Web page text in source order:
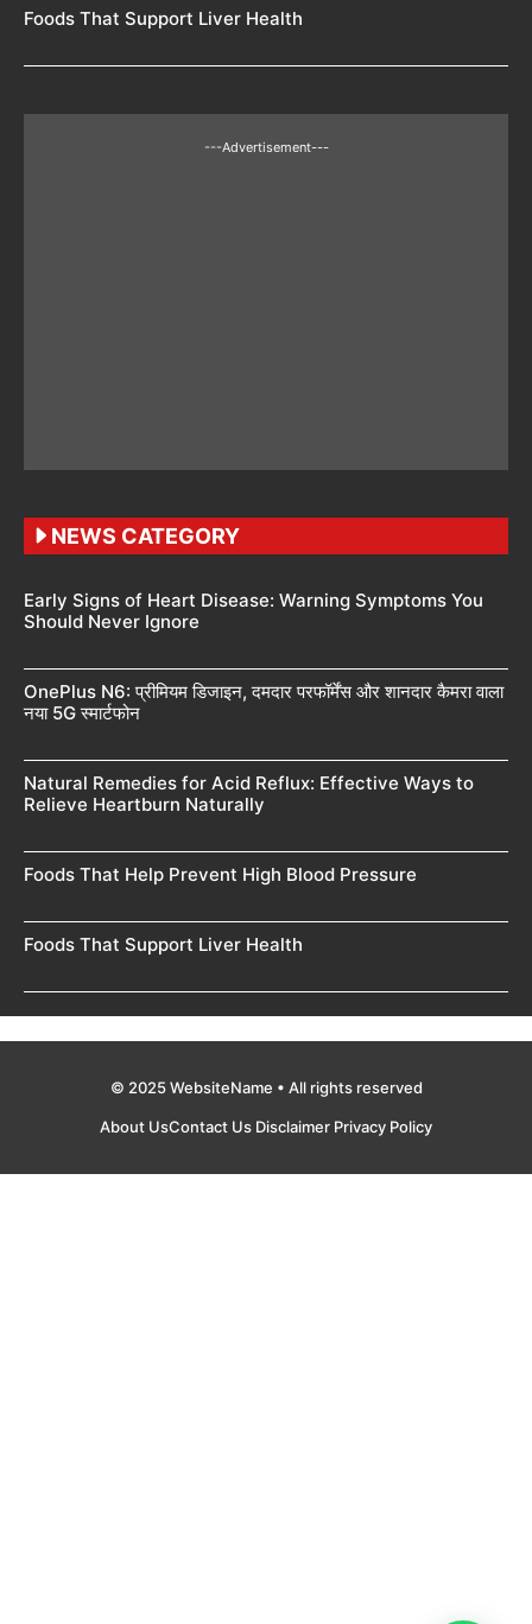
Foods That Support Liver Health
---Advertisement---
NEWS CATEGORY
Early Signs of Heart Disease: Warning Symptoms You
Should Never Ignore
OnePlus N6: प्रीमियम डिजाइन, दमदार परफॉर्मेंस और शानदार कैमरा वाला
नया 5G स्मार्टफोन
Natural Remedies for Acid Reflux: Effective Ways to
Relieve Heartburn Naturally
Foods That Help Prevent High Blood Pressure
Foods That Support Liver Health
© 2025 WebsiteName • All rights reserved
About UsContact Us Disclaimer Privacy Policy